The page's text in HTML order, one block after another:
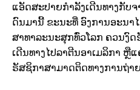
ແອັດສະປາຍກໍາລັງເດີນທາງກັບ
ດົນມານີ້ ຂະນະທີ່ ອົງການອະນາ
ສາທາລະນະສຸກທົ່ວໂລກ ຄວນງົ
ເດີນທາງໄປລາຕີນອາເມລິກາ ຫຼື
ຣັສຊິກາສາມາດຕິດທາງການຖ່າ